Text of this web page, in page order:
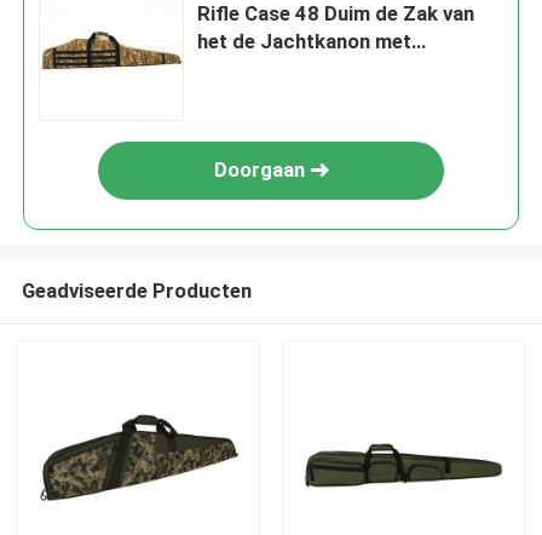
Rifle Case 48 Duim de Zak van
het de Jachtkanon met
Doorgaan
Geadviseerde Producten